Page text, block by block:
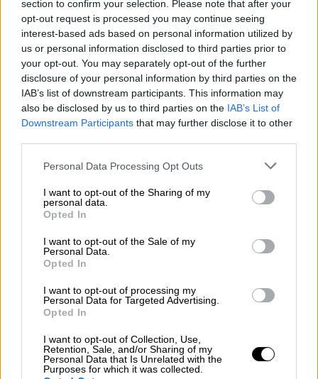
section to confirm your selection. Please note that after your
opt-out request is processed you may continue seeing
interest-based ads based on personal information utilized by
us or personal information disclosed to third parties prior to
your opt-out. You may separately opt-out of the further
disclosure of your personal information by third parties on the
IAB’s list of downstream participants. This information may
also be disclosed by us to third parties on the IAB’s List of
Downstream Participants that may further disclose it to other
Please note that this website/app uses one or more Google
not limited to your visit or usage behaviour. You may click to
grant or deny consent to Google and its third-party tags to
use your data for below specified purposes in below Google
consent section.
Personal Data Processing Opt Outs
I want to opt-out of the Sharing of my
personal data.
Opted In
I want to opt-out of the Sale of my
Personal Data.
Opted In
I want to opt-out of processing my
Personal Data for Targeted Advertising.
Opted In
I want to opt-out of Collection, Use,
Retention, Sale, and/or Sharing of my
Personal Data that Is Unrelated with the
Purposes for which it was collected.
Παράταση της υποχρέωσης
ηλεκτροκίνησης σε Αθήνα και
Θεσσαλονίκη.
Κατάργηση του άρθρου 52 και τις
διατάξεις που ορίζουν μείωση της
ελάχιστης χρέωσης των Ε.Ι.Χ με οδηγό
παράλληλα προ κράτηση και στις
νησιωτικές περιοχές.
Αλλαγή του ποινικού μητρώου από
Οι αυτοκινητιστές ταξί δεν προχωρούν επί
δεδομένου ότι όπως επεσήμανε ο πρόεδρος
του ΣΑΤΑ,Θύμιος Λυμπερόπουλος
ομιλία του στο κλαδικό συμβούλιο, είναι σε
εξέλιξη συνομιλίες με το Μέγαρο Μαξίμου
προκειμένου να προχωρήσουν οι τρεις